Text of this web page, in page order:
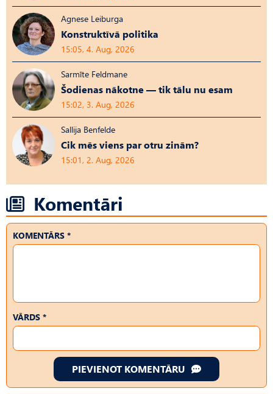
Agnese Leiburga
Konstruktīvā politika
15:05, 4. Aug, 2026
Sarmīte Feldmane
Šodienas nākotne — tik tālu nu esam
15:02, 3. Aug, 2026
Sallija Benfelde
Cik mēs viens par otru zinām?
15:01, 2. Aug, 2026
Komentāri
KOMENTĀRS *
VĀRDS *
PIEVIENOT KOMENTĀRU